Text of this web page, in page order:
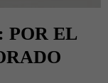
POR EL